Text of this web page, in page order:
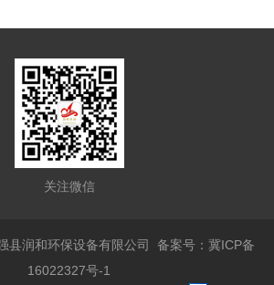
关注微信
县润和环保设备有限公司备案号：冀ICP备
16022327号-1